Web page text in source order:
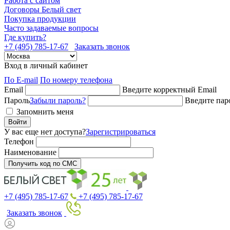
Договоры Белый свет
Покупка продукции
Часто задаваемые вопросы
Где купить?
+7 (495) 785-17-67
Заказать звонок
Вход в личный кабинет
По E-mail По номеру телефона
Email
Введите корректный Email
ПарольЗабыли пароль?
Введите
Запомнить меня
Войти
У вас еще нет доступа?Зарегистрироваться
Телефон
Наименование
Получить код по СМС
+7 (495) 785-17-67
+7 (495) 785-17-67
Заказать звонок